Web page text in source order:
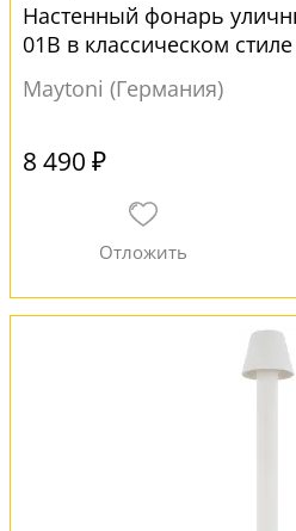
Настенный фонарь
01B в классическом стиле
Maytoni (Германия)
8 490 ₽